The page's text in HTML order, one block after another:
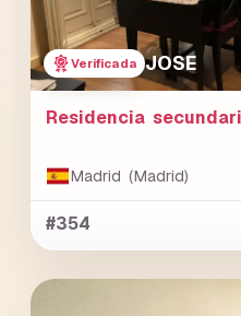
Verificada JOSE
Residencia
Madrid (Madrid)
#354